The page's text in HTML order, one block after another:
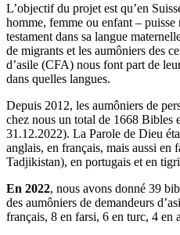
L’objectif du projet est qu’en
homme, femme ou enfant –
testament dans sa langue
de migrants et les aumôniers des
d’asile (CFA) nous font part de
dans quelles langues.
Depuis 2012, les aumôniers de
chez nous un total de 1668 Bibles
31.12.2022). La Parole de Dieu
anglais, en français, mais aussi en
Tadjikistan), en portugais et en
En 2022, nous avons donné 39
des aumôniers de demandeurs
français, 8 en farsi, 6 en turc, 4 en